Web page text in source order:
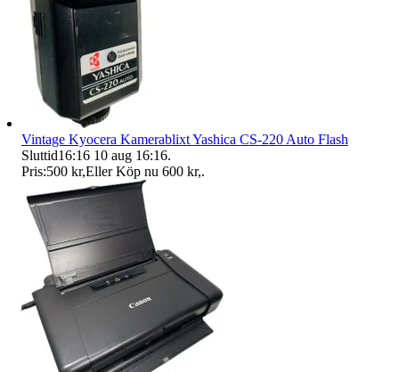
Vintage Kyocera Kamerablixt Yashica CS-220 Auto Flash
Sluttid16:16 10 aug 16:16.
Pris:500 kr,Eller Köp nu 600 kr,.